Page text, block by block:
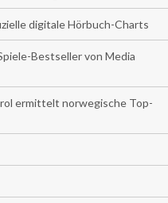
digitale Hörbuch-Charts
Bestseller von Media
ermittelt norwegische Top-